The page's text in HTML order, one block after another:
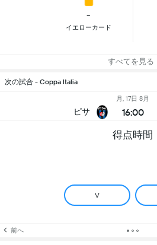
-
イエローカード
すべてを見る
次の試合 - Coppa Italia
ピサ
月, 17日 8月
16:00
得点時間
V
前へ